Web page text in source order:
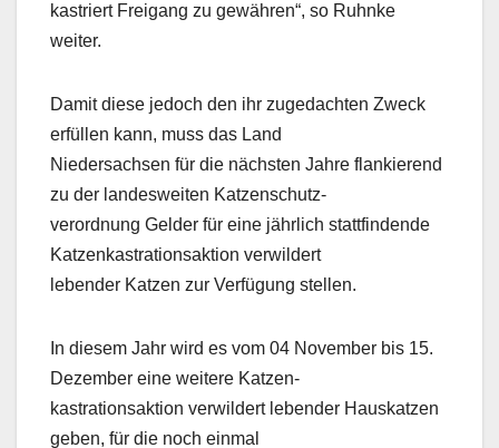
kastriert Freigang zu gewähren“, so Ruhnke
weiter.
Damit diese jedoch den ihr zugedachten Zweck
erfüllen kann, muss das Land
Niedersachsen für die nächsten Jahre flankierend
zu der landesweiten Katzenschutz-
verordnung Gelder für eine jährlich stattfindende
Katzenkastrationsaktion verwildert
lebender Katzen zur Verfügung stellen.
In diesem Jahr wird es vom 04 November bis 15.
Dezember eine weitere Katzen-
kastrationsaktion verwildert lebender Hauskatzen
geben, für die noch einmal